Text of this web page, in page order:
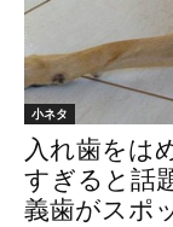
小ネタ
入れ歯をは
すぎると話
義歯がスポ